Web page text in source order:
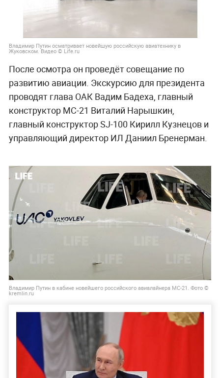
Владимир Путин осматривает новейшую российскую авиатехнику в
Жуковском. Видео © Life.ru
После осмотра он проведёт совещание по
развитию авиации. Экскурсию для президента
проводят глава ОАК Вадим Бадеха, главный
конструктор МС-21 Виталий Нарышкин,
главный конструктор SJ-100 Кирилл Кузнецов и
управляющий директор ИЛ Даниил Бренерман.
Владимир Путин в кабине новейшего российского авиалайнера МС-21. Фото ©
kremlin.ru